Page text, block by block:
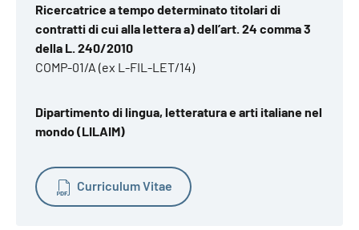
Ricercatrice a tempo determinato titolari di
contratti di cui alla lettera a) dell’art. 24 comma 3
della L. 240/2010
COMP-01/A (ex L-FIL-LET/14)
Dipartimento di lingua, letteratura e arti italiane nel
mondo (LILAIM)
Curriculum Vitae